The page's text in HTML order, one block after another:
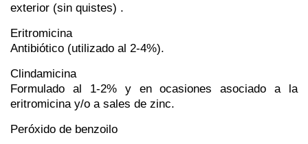
exterior (sin quistes) .
Eritromicina
Antibiótico (utilizado al 2-4%).
Clindamicina
Formulado al 1-2% y en ocasiones asociado a la
eritromicina y/o a sales de zinc.
Peróxido de benzoilo